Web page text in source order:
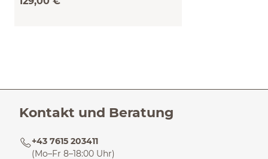
Kontakt und Beratung
+43 7615 203411
(Mo–Fr 8–18:00 Uhr)